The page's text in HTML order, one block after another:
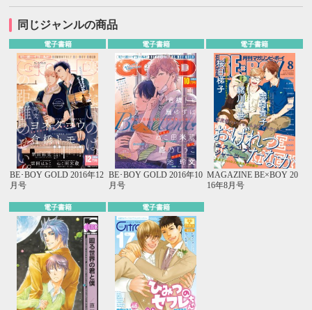
同じジャンルの商品
電子書籍
BE･BOY GOLD 2016年12
月号
電子書籍
BE･BOY GOLD 2016年10
月号
電子書籍
MAGAZINE BE×BOY 20
16年8月号
電子書籍 電子書籍